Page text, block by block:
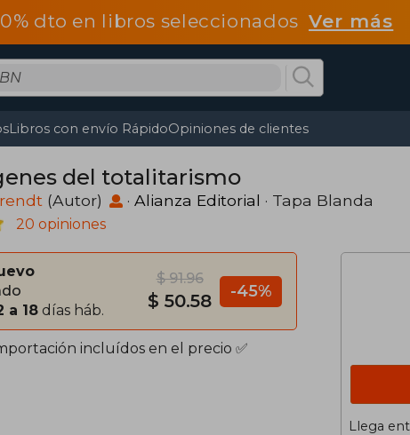
dto en libros seleccionadosVer más
Libros con envío RápidoOpiniones de clientes
del totalitarismo
(Autor) · Alianza Editorial · Tapa Blanda
20 opiniones
a 18 días háb.
$ 91.96
$ 50.58 -45%
incluídos en el precio ✅
Llega